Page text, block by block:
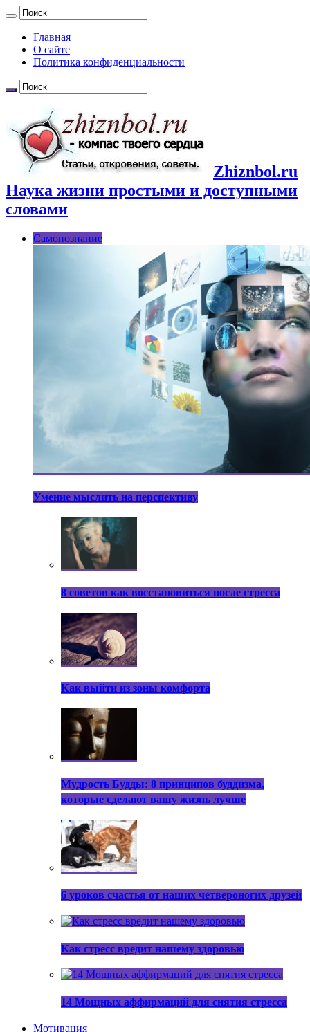
Главная
О сайте
Политика конфиденциальности
Zhiznbol.ru
Наука жизни простыми и доступными
словами
Самопознание
Умение мыслить на перспективу
8 советов как восстановиться после стресса
Как выйти из зоны комфорта
Мудрость Будды: 8 принципов буддизма,
которые сделают вашу жизнь лучше
6 уроков счастья от наших четвероногих друзей
Как стресс вредит нашему здоровью
14 Мощных аффирмаций для снятия стресса
Мотивация